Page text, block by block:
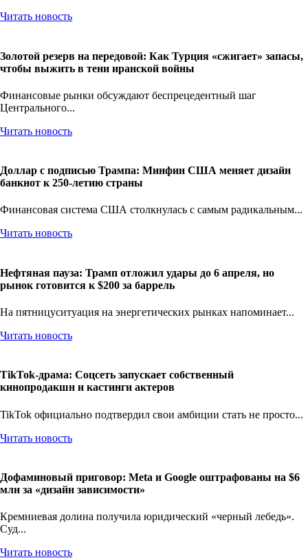
Читать новость
Золотой резерв на передовой: Как Турция «сжигает» запасы,
чтобы выжить в тени иранской войны
Финансовые рынки обсуждают беспрецедентный шаг
Центрального...
Читать новость
Доллар с подписью Трампа: Минфин США меняет дизайн
банкнот к 250-летию страны
Финансовая система США столкнулась с самым радикальным...
Читать новость
Нефтяная пауза: Трамп отложил удары до 6 апреля, но
рынок готовится к $200 за баррель
На пятницуситуация на энергетических рынках напоминает...
Читать новость
TikTok-драма: Соцсеть запускает собственный
кинопродакшн и кастинги актеров
TikTok официально подтвердил свои амбиции стать не просто...
Читать новость
Дофаминовый приговор: Meta и Google оштрафованы на $6
млн за «дизайн зависимости»
Кремниевая долина получила юридический «черный лебедь».
Суд...
Читать новость